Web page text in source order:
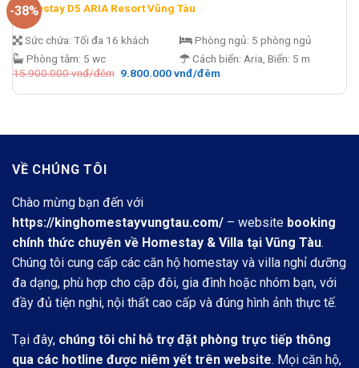
-38%
Homestay D5 ARIA Resort Vũng Tàu
Sức chứa: Tối đa 16 khách
Phòng tắm: 5 wc
Phòng ngủ: 5 phòng ngủ
Cách biển: Aria, Biển: 5 m
15.900.000vnđ/đêm Giá
là:
9.800.000vnđ/đêmGiá
tại
VỀ CHÚNG TÔI
Chào mừng bạn đến với
https://kinghomestayvungtau.com/ – website booking
chính thức chuyên về Homestay & Villa tại Vũng Tàu.
Chúng tôi cung cấp các căn hộ homestay và villa nghỉ dưỡng
đa dạng, phù hợp cho cặp đôi, gia đình hoặc nhóm bạn, với
đầy đủ tiện nghi, nội thất cao cấp và đúng hình ảnh thực tế.
Tại đây, chúng tôi chỉ hỗ trợ đặt phòng trực tiếp thông
qua các hotline được niêm yết trên website. Mọi căn hộ,